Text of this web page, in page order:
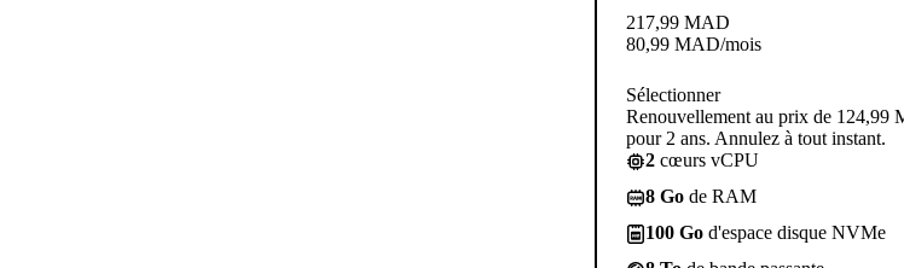
217,99 MAD
80,99 MAD/mois
Sélectionner
Renouvellement au prix de 124,99
pour 2 ans. Annulez à tout instant.
2 cœurs vCPU
8 Go de RAM
100 Go d'espace disque NVMe